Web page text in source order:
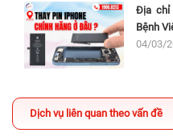
Địa chỉ
Bệnh
04/03/
Dịch vụ liên quan theo vấn đề